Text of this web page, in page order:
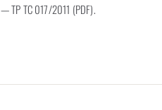
— ТР ТС 017/2011 (PDF).